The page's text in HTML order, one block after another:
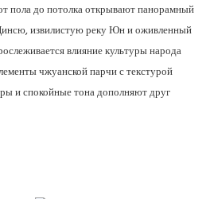
пола до потолка открывают панорамный
извилистую реку Юн и оживленный
влияние культуры народа
чжуанской парчи с текстурой
и спокойные тона дополняют друг